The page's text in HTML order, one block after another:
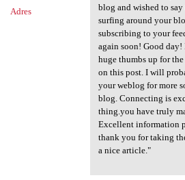
Adres
blog and wished to
surfing around your
subscribing to your
again soon! Good
huge thumbs up for
on this post. I will
your weblog for more
blog. Connecting is
thing.you have truly
Excellent information
thank you for taking
a nice article."